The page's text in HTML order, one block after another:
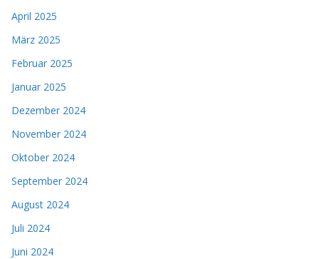
April 2025
März 2025
Februar 2025
Januar 2025
Dezember 2024
November 2024
Oktober 2024
September 2024
August 2024
Juli 2024
Juni 2024